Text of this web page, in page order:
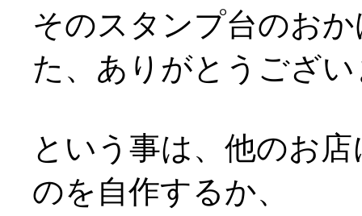
そのスタンプ台のお
た、ありがとうござ
という事は、他のお
のを自作するか、